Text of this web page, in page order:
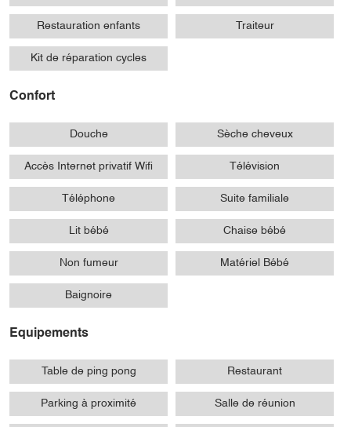
Restauration enfants Traiteur
Kit de réparation cycles
Confort
Douche Sèche cheveux
Accès Internet privatif Wifi Télévision
Téléphone Suite familiale
Lit bébé Chaise bébé
Non fumeur Matériel Bébé
Baignoire
Equipements
Table de ping pong Restaurant
Parking à proximité Salle de réunion